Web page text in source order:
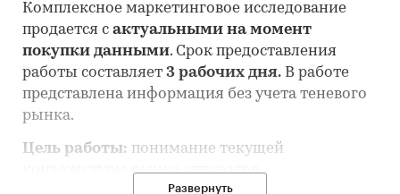
Комплексное маркетинговое исследование
продается с актуальными на момент
покупки данными. Срок предоставления
работы составляет 3 рабочих дня. В работе
представлена информация без учета теневого
рынка.
Цель работы: понимание текущей
конъюнктуры рынка аппаратов
Развернуть